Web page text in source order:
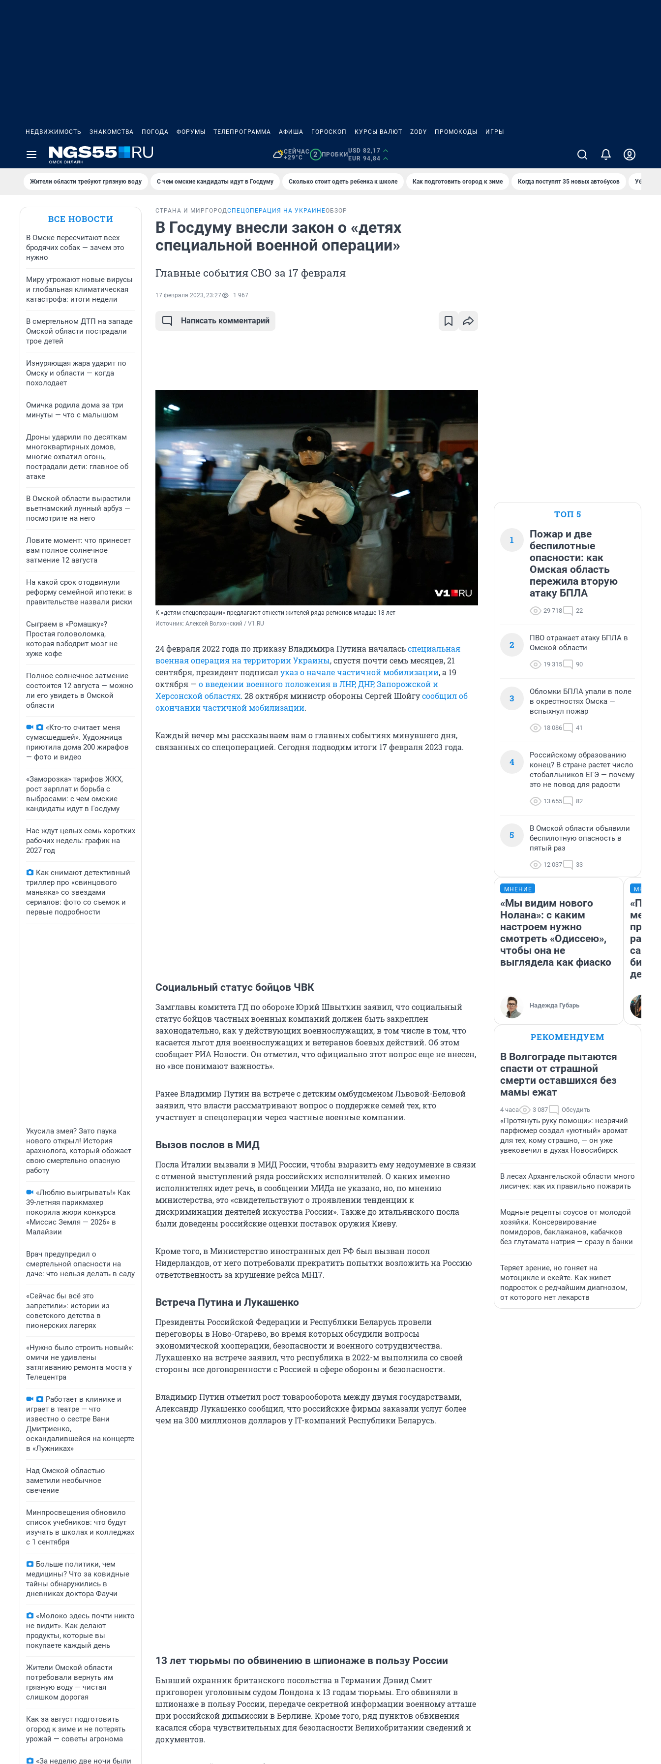
НЕДВИЖИМОСТЬ ЗНАКОМСТВА ПОГОДА ФОРУМЫ ТЕЛЕПРОГРАММА АФИША ГОРОСКОП КУРСЫ ВАЛЮТ ZODY ПРОМОКОДЫ ИГРЫ
СЕЙЧАС
+29°C
2 ПРОБКИ
USD 82,17
EUR 94,84
Жители области требуют грязную воду С чем омские кандидаты идут в Госдуму Сколько стоит одеть ребенка к школе Как подготовить огород к зиме Когда поступят 35 новых автобусов Убийца
ВСЕ НОВОСТИ
В Омске пересчитают всех
бродячих собак — зачем это
нужно
Миру угрожают новые вирусы
и глобальная климатическая
катастрофа: итоги недели
В смертельном ДТП на западе
Омской области пострадали
трое детей
Изнуряющая жара ударит по
Омску и области — когда
похолодает
Омичка родила дома за три
минуты — что с малышом
Дроны ударили по десяткам
многоквартирных домов,
многие охватил огонь,
пострадали дети: главное об
атаке
В Омской области вырастили
вьетнамский лунный арбуз —
посмотрите на него
Ловите момент: что принесет
вам полное солнечное
затмение 12 августа
На какой срок отодвинули
реформу семейной ипотеки: в
правительстве назвали риски
Сыграем в «Ромашку»?
Простая головоломка,
которая взбодрит мозг не
хуже кофе
Полное солнечное затмение
состоится 12 августа — можно
ли его увидеть в Омской
области
«Кто-то считает меня
сумасшедшей». Художница
приютила дома 200 жирафов
— фото и видео
«Заморозка» тарифов ЖКХ,
рост зарплат и борьба с
выбросами: с чем омские
кандидаты идут в Госдуму
Нас ждут целых семь коротких
рабочих недель: график на
2027 год
Как снимают детективный
триллер про «свинцового
маньяка» со звездами
сериалов: фото со съемок и
первые подробности
Укусила змея? Зато паука
нового открыл! История
арахнолога, который обожает
свою смертельно опасную
работу
«Люблю выигрывать!» Как
39-летняя парикмахер
покорила жюри конкурса
«Миссис Земля — 2026» в
Малайзии
Врач предупредил о
смертельной опасности на
даче: что нельзя делать в саду
«Сейчас бы всё это
запретили»: истории из
советского детства в
пионерских лагерях
«Нужно было строить новый»:
омичи не удивлены
затягиванию ремонта моста у
Телецентра
Работает в клинике и
играет в театре — что
известно о сестре Вани
Дмитриенко,
оскандалившейся на концерте
в «Лужниках»
Над Омской областью
заметили необычное
свечение
Минпросвещения обновило
список учебников: что будут
изучать в школах и колледжах
с 1 сентября
Больше политики, чем
медицины? Что за ковидные
тайны обнаружились в
дневниках доктора Фаучи
«Молоко здесь почти никто
не видит». Как делают
продукты, которые вы
покупаете каждый день
Жители Омской области
потребовали вернуть им
грязную воду — чистая
слишком дорогая
Как за август подготовить
огород к зиме и не потерять
урожай — советы агронома
«За неделю две ночи были
СТРАНА И МИР ГОРОДСПЕЦОПЕРАЦИЯ НА УКРАИНЕОБЗОР
В Госдуму внесли закон о «детях
специальной военной операции»
Главные события СВО за 17 февраля
17 февраля 2023, 23:27 1 967
Написать комментарий
К «детям спецоперации» предлагают отнести жителей ряда регионов младше 18 лет
Источник: Алексей Волхонский / V1.RU
24 февраля 2022 года по приказу Владимира Путина началасьспециальная
военная операция на территории Украины, спустя почти семь месяцев, 21
сентября, президент подписалуказ о начале частичной мобилизации, а 19
октября — о введении военного положения в ЛНР, ДНР, Запорожской и
Херсонской областях. 28 октября министр обороны Сергей Шойгусообщил об
окончании частичной мобилизации.
Каждый вечер мы рассказываем вам о главных событиях минувшего дня,
связанных со спецоперацией. Сегодня подводим итоги 17 февраля 2023 года.
Социальный статус бойцов ЧВК
Замглавы комитета ГД по обороне Юрий Швыткин заявил, что социальный
статус бойцов частных военных компаний должен быть закреплен
законодательно, как у действующих военнослужащих, в том числе в том, что
касается льгот для военнослужащих и ветеранов боевых действий. Об этом
сообщает РИА Новости. Он отметил, что официально этот вопрос еще не внесен,
но «все понимают важность».
Ранее Владимир Путин на встрече с детским омбудсменом Львовой-Беловой
заявил, что власти рассматривают вопрос о поддержке семей тех, кто
участвует в спецоперации через частные военные компании.
Вызов послов в МИД
Посла Италии вызвали в МИД России, чтобы выразить ему недоумение в связи
с отменой выступлений ряда российских исполнителей. О каких именно
исполнителях идет речь, в сообщении МИДа не указано, но, по мнению
министерства, это «свидетельствуют о проявлении тенденции к
дискриминации деятелей искусства России». Также до итальянского посла
были доведены российские оценки поставок оружия Киеву.
Кроме того, в Министерство иностранных дел РФ был вызван посол
Нидерландов, от него потребовали прекратить попытки возложить на Россию
ответственность за крушение рейса MH17.
Встреча Путина и Лукашенко
Президенты Российской Федерации и Республики Беларусь провели
переговоры в Ново-Огарево, во время которых обсудили вопросы
экономической кооперации, безопасности и военного сотрудничества.
Лукашенко на встрече заявил, что республика в 2022-м выполнила со своей
стороны все договоренности с Россией в сфере обороны и безопасности.
Владимир Путин отметил рост товарооборота между двумя государствами,
Александр Лукашенко сообщил, что российские фирмы заказали услуг более
чем на 300 миллионов долларов у IT-компаний Республики Беларусь.
13 лет тюрьмы по обвинению в шпионаже в пользу России
Бывший охранник британского посольства в Германии Дэвид Смит
приговорен уголовным судом Лондона к 13 годам тюрьмы. Его обвиняли в
шпионаже в пользу России, передаче секретной информации военному атташе
при российской дипмиссии в Берлине. Кроме того, ряд пунктов обвинения
касался сбора чувствительных для безопасности Великобритании сведений и
документов.
ТОП 5
1
Пожар и две
беспилотные
опасности: как
Омская область
пережила вторую
атаку БПЛА
29 718 22
2
ПВО отражает атаку БПЛА в
Омской области
19 315 90
3
Обломки БПЛА упали в поле
в окрестностях Омска —
вспыхнул пожар
18 086 41
4
Российскому образованию
конец? В стране растет число
стобалльников ЕГЭ — почему
это не повод для радости
13 655 82
5
В Омской области объявили
беспилотную опасность в
пятый раз
12 037 33
МНЕНИЕ
«Мы видим нового
Нолана»: с каким
настроем нужно
смотреть «Одиссею»,
чтобы она не
выглядела как фиаско
Надежда Губарь
РЕКОМЕНДУЕМ
В Волгограде пытаются
спасти от страшной
смерти оставшихся без
мамы ежат
4 часа 3 087 Обсудить
«Протянуть руку помощи»: незрячий
парфюмер создал «уютный» аромат
для тех, кому страшно, — он уже
увековечил в духах Новосибирск
В лесах Архангельской области много
лисичек: как их правильно пожарить
Модные рецепты соусов от молодой
хозяйки. Консервирование
помидоров, баклажанов, кабачков
без глутамата натрия — сразу в банки
Теряет зрение, но гоняет на
мотоцикле и скейте. Как живет
подросток с редчайшим диагнозом,
от которого нет лекарств